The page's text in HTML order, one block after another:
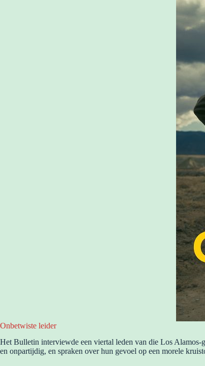
Onbetwiste leider
Het Bulletin interviewde een viertal leden van die Los Alamos-
en onpartijdig, en spraken over hun gevoel op een morele